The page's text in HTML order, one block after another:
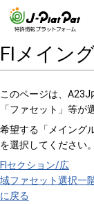
FIメイン
このページは、A23J
「ファセット」等が
希望する「メイング
を選択してください。
FIセクション/広
域ファセット選択
に戻る
一